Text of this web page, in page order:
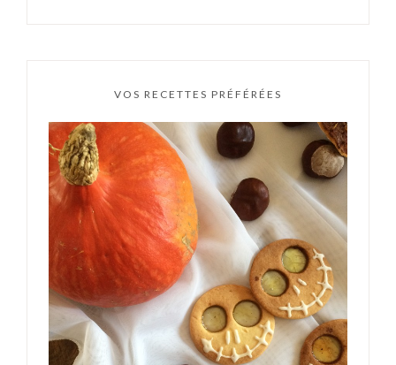
VOS RECETTES PRÉFÉRÉES